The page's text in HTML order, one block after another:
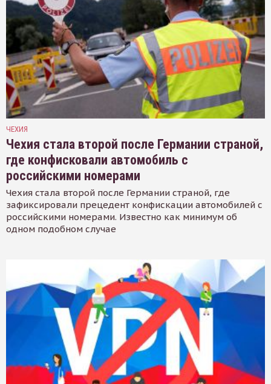
ЧЕХИЯ
Чехия стала второй после Германии страной,
где конфисковали автомобиль с
российскими номерами
Чехия стала второй после Германии страной, где
зафиксировали прецедент конфискации автомобилей с
российскими номерами. Известно как минимум об
одном подобном случае